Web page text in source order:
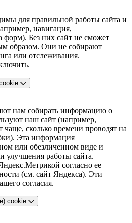
для правильной работы сайта и
навигация,
форм). Без них сайт не сможет
образом. Они не собирают
или отслеживания.
нам собирать информацию о
наш сайт (например,
сколько времени проводят на
Эта информация
или обезличенном виде и
улучшения работы сайта.
согласно ее
(см. сайт Яндекса). Эти
согласия.
cookie